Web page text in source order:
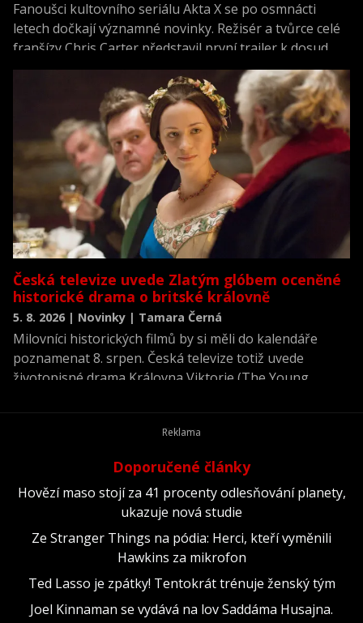
Fanoušci kultovního seriálu Akta X se po osmnácti
letech dočkají významné novinky. Režisér a tvůrce celé
franšízy Chris Carter představil první trailer k dosud
neviděné režisérské verzi filmu Akta X: Chci uvěřit.
Česká televize uvede Zlatým glóbem oceněné
historické drama o britské královně
5. 8. 2026 | Novinky | Tamara Černá
Milovníci historických filmů by si měli do kalendáře
poznamenat 8. srpen. Česká televize totiž uvede
životopisné drama Královna Viktorie (The Young
Doporučené články
Hovězí maso stojí za 41 procenty odlesňování planety,
ukazuje nová studie
Ze Stranger Things na pódia: Herci, kteří vyměnili
Hawkins za mikrofon
Ted Lasso je zpátky! Tentokrát trénuje ženský tým
Joel Kinnaman se vydává na lov Saddáma Husajna.